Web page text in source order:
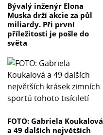
Bývalý inženýr Elona
Muska drží akcie za půl
miliardy. Při první
příležitosti je pošle do
světa
FOTO: Gabriela Koukalová
a 49 dalších největších